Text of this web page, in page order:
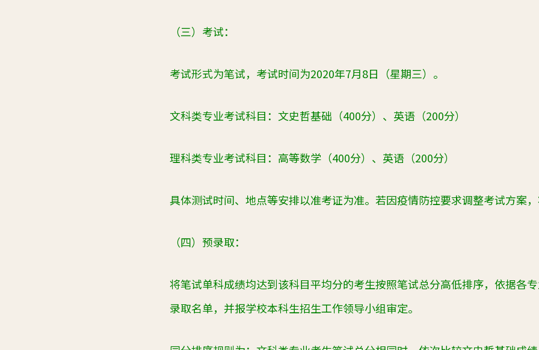
（三）考试：
考试形式为笔试，考试时间为2020年7月8日（星期三）。
文科类专业考试科目：文史哲基础（400分）、英语（200分）
理科类专业考试科目：高等数学（400分）、英语（200分）
具体测试时间、地点等安排以准考证为准。若因疫情防控要求调整考试方案，
（四）预录取：
将笔试单科成绩均达到该科目平均分的考生按照笔试总分高低排序，依据各
录取名单，并报学校本科生招生工作领导小组审定。